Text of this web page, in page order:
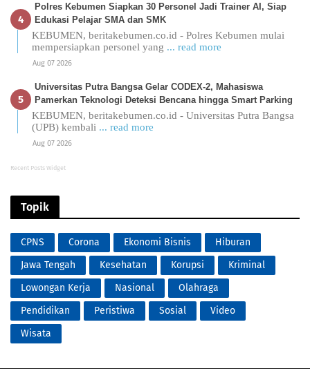
Polres Kebumen Siapkan 30 Personel Jadi Trainer AI, Siap
Edukasi Pelajar SMA dan SMK
KEBUMEN, beritakebumen.co.id - Polres Kebumen mulai
mempersiapkan personel yang ... read more
Aug 07 2026
Universitas Putra Bangsa Gelar CODEX-2, Mahasiswa
Pamerkan Teknologi Deteksi Bencana hingga Smart Parking
KEBUMEN, beritakebumen.co.id - Universitas Putra Bangsa
(UPB) kembali ... read more
Aug 07 2026
Recent Posts Widget
Topik
CPNS Corona Ekonomi Bisnis
Hiburan
Jawa Tengah
Kesehatan Korupsi
Kriminal
Lowongan Kerja
Nasional
Olahraga
Pendidikan
Peristiwa Sosial
Video
Wisata